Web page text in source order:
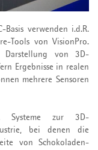
Basis verwenden i.d.R.
Tools von VisionPro.
Darstellung von 3D-
Ergebnisse in realen
mehrere Sensoren
Systeme zur 3D-
bei denen die
von Schokoladen-